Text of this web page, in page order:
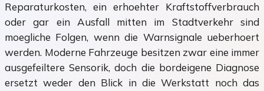
Reparaturkosten, ein erhoehter Kraftstoffverbrauch
oder gar ein Ausfall mitten im Stadtverkehr sind
moegliche Folgen, wenn die Warnsignale ueberhoert
werden. Moderne Fahrzeuge besitzen zwar eine immer
ausgefeiltere Sensorik, doch die bordeigene Diagnose
ersetzt weder den Blick in die Werkstatt noch das